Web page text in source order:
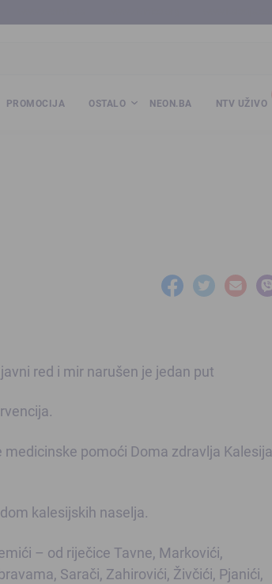
PROMOCIJA OSTALO NEON.BA NTV UŽIVO
red i mir narušen je jedan put
pomoći Doma zdravlja Kalesija
kalesijskih naselja.
– od riječice Tavne, Markovići,
Sarači, Zahirovići, Živčići, Pjanići,